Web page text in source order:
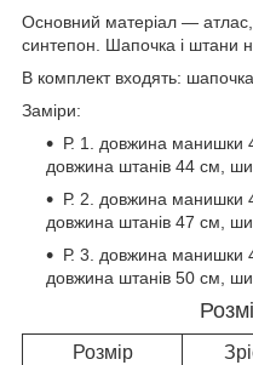
Основний матеріал —
синтепон. Шапочка і штани
В комплект входять:
Заміри:
Р. 1. довжина манишки
довжина штанів 44 см,
Р. 2. довжина манишки
довжина штанів 47 см,
Р. 3. довжина манишки
довжина штанів 50 см,
Розмір